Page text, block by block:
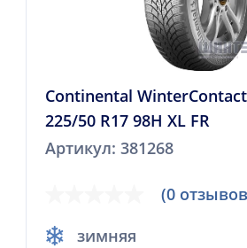
Continental WinterContact
225/50 R17 98H XL FR
Артикул: 381268
(0
зимняя